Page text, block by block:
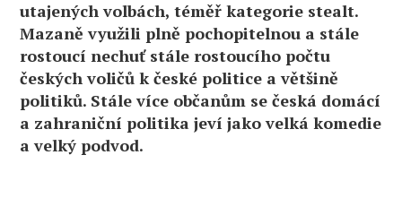
utajených volbách, téměř kategorie stealt.
Mazaně využili plně pochopitelnou a stále
rostoucí nechuť stále rostoucího počtu
českých voličů k české politice a většině
politiků. Stále více občanům se česká domácí
a zahraniční politika jeví jako velká komedie
a velký podvod.